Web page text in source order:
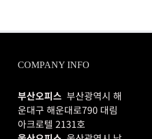
COMPANY INFO
부산오피스 부산광역시 해
운대구 해운대로790 대림
아크로텔 2131호